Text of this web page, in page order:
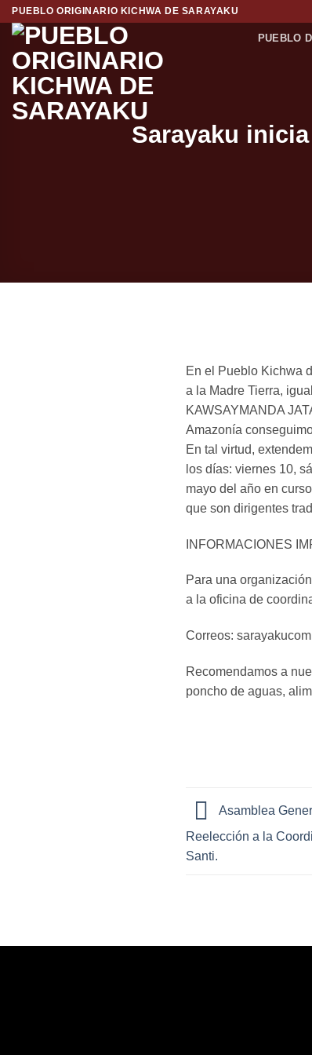
Saltar
contenido
PUEBLO ORIGINARIO KICHWA DE SARAYAKU
PUEBLO
Sarayaku
En el Pueblo Kichwa
a la Madre Tierra,
KAWSAYMANDA
Amazonía
En tal virtud,
los días: viernes 10,
mayo del año en
que son dirigentes
INFORMACIONES
Para una
a la oficina de
Correos:
Recomendamos a
poncho de aguas,
Asamblea
Reelección a la
Santi.